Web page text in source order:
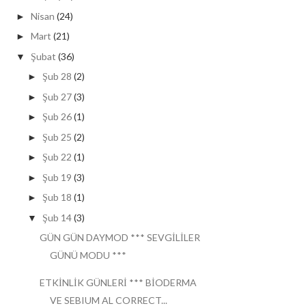
► Nisan (24)
► Mart (21)
▼ Şubat (36)
► Şub 28 (2)
► Şub 27 (3)
► Şub 26 (1)
► Şub 25 (2)
► Şub 22 (1)
► Şub 19 (3)
► Şub 18 (1)
▼ Şub 14 (3)
GÜN GÜN DAYMOD *** SEVGİLİLER
GÜNÜ MODU ***
ETKİNLİK GÜNLERİ *** BİODERMA
VE SEBIUM AL CORRECT...